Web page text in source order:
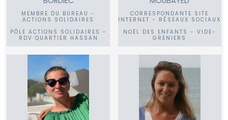
MEMBRE DU BUREAU -
ACTIONS SOLIDAIRES
PÔLE ACTIONS SOLIDAIRES -
RDV QUARTIER HASSAN
CORRESPONDANTE SITE
INTERNET - RÉSEAUX SOCIAUX
NOËL DES ENFANTS - VIDE-
GRENIERS